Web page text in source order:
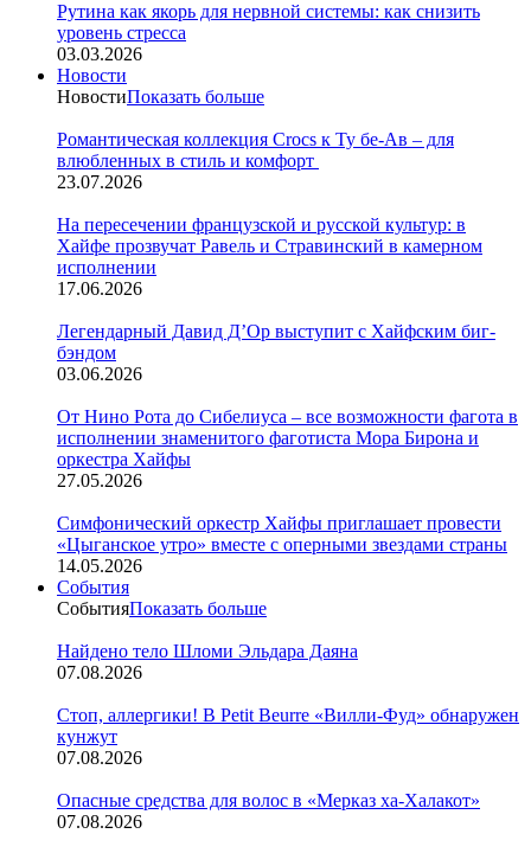
Рутина как якорь для нервной системы: как снизить
уровень стресса
03.03.2026
Новости
НовостиПоказать больше
Романтическая коллекция Crocs к Ту бе-Ав – для
влюбленных в стиль и комфорт
23.07.2026
На пересечении французской и русской культур: в
Хайфе прозвучат Равель и Стравинский в камерном
исполнении
17.06.2026
Легендарный Давид Д’Ор выступит с Хайфским биг-
бэндом
03.06.2026
От Нино Рота до Сибелиуса – все возможности фагота в
исполнении знаменитого фаготиста Мора Бирона и
оркестра Хайфы
27.05.2026
Симфонический оркестр Хайфы приглашает провести
«Цыганское утро» вместе с оперными звездами страны
14.05.2026
События
СобытияПоказать больше
Найдено тело Шломи Эльдара Даяна
07.08.2026
Стоп, аллергики! В Petit Beurre «Вилли-Фуд» обнаружен
кунжут
07.08.2026
Опасные средства для волос в «Мерказ ха-Халакот»
07.08.2026